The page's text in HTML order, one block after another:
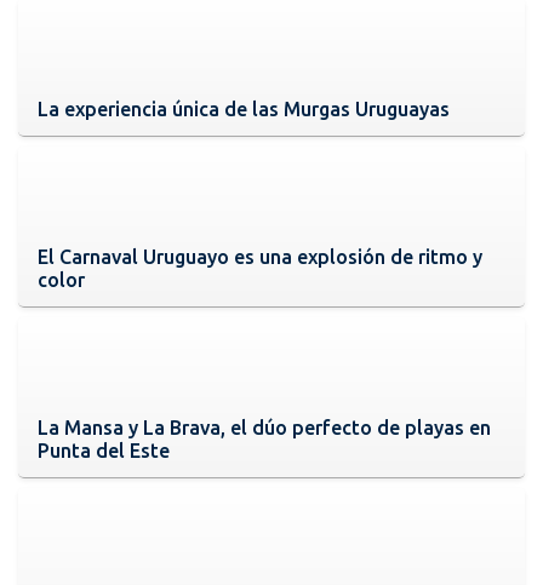
La experiencia única de las Murgas Uruguayas
El Carnaval Uruguayo es una explosión de ritmo y
color
La Mansa y La Brava, el dúo perfecto de playas en
Punta del Este